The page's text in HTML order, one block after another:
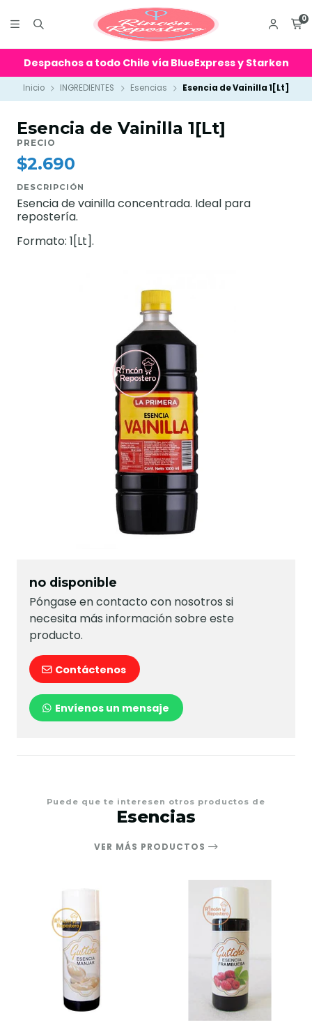
0
Despachos a todo Chile vía BlueExpress y Starken
Inicio INGREDIENTES Esencias Esencia de Vainilla 1[Lt]
Esencia de Vainilla 1[Lt]
PRECIO
$2.690
DESCRIPCIÓN
Esencia de vainilla concentrada. Ideal para
repostería.
Formato: 1[Lt].
no disponible
Póngase en contacto con nosotros si
necesita más información sobre este
producto.
Contáctenos
Envíenos un mensaje
Puede que te interesen otros productos de
Esencias
VER MÁS PRODUCTOS